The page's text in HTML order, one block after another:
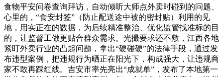
食物平安问卷查询拜访，自动倾听大师点外卖时碰到的问题、
心里的，“食安封签”（防止配送途中被的密封贴）利用的见
地，用实正在的数据，为后续精准整治、优化监管找准标的目
的，让监督工做更贴合群众需求。光撮要求还不敷，江西各地
紧盯外卖行业的凸起问题，拿出“硬碰硬”的法律手段，通过发
布违型案例，把违规行为晒正在阳光下，构成强大，让违规商
家不敢再踩红线。吉安市率先亮出“成就单”，发布了本地第一